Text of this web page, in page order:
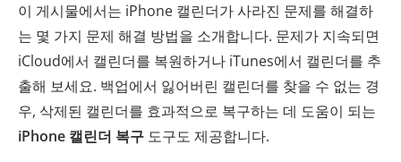
이 게시물에서는 iPhone 캘린더가 사라진 문제를 해결하
는 몇 가지 문제 해결 방법을 소개합니다. 문제가 지속되면
iCloud에서 캘린더를 복원하거나 iTunes에서 캘린더를 추
출해 보세요. 백업에서 잃어버린 캘린더를 찾을 수 없는 경
우, 삭제된 캘린더를 효과적으로 복구하는 데 도움이 되는
iPhone 캘린더 복구 도구도 제공합니다.